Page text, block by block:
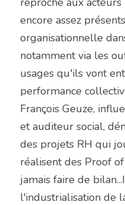
encore assez
organisationnelle
notamment via les
usages qu'ils vont
performance
François Geuze,
et auditeur social,
des projets RH qui
réalisent des Proof
jamais faire de
l'industrialisation de